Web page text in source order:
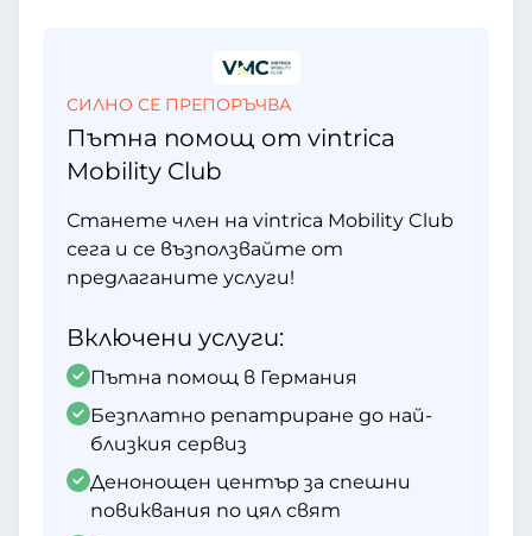
СИЛНО СЕ ПРЕПОРЪЧВА
Пътна помощ от vintrica
Mobility Club
Станете член на vintrica Mobility Club
сега и се възползвайте от
предлаганите услуги!
Включени услуги:
Пътна помощ в Германия
Безплатно репатриране до най-
близкия сервиз
Денонощен център за спешни
повиквания по цял свят